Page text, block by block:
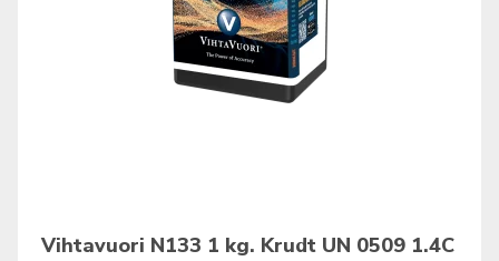
Vihtavuori N133 1 kg. Krudt UN 0509 1.4C